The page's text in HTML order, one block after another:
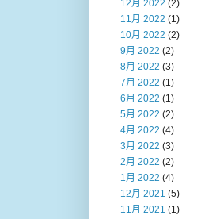
12月 2022 (2)
11月 2022 (1)
10月 2022 (2)
9月 2022 (2)
8月 2022 (3)
7月 2022 (1)
6月 2022 (1)
5月 2022 (2)
4月 2022 (4)
3月 2022 (3)
2月 2022 (2)
1月 2022 (4)
12月 2021 (5)
11月 2021 (1)